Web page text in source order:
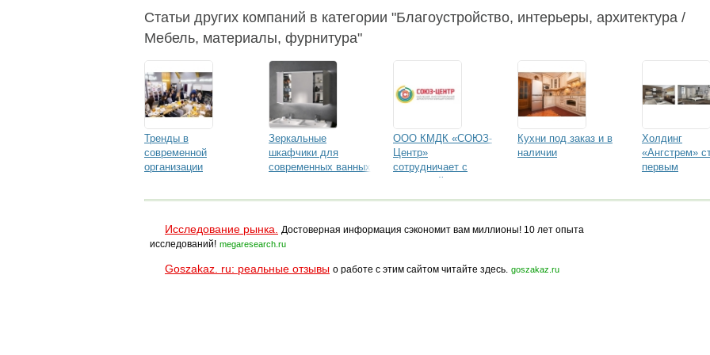
Статьи других компаний в категории "Благоустройство, интерьеры, архитектура /
Мебель, материалы, фурнитура"
Тренды в
современной
организации
Зеркальные
шкафчики для
современных ванных
ООО КМДК «СОЮЗ-
Центр»
сотрудничает с
компанией
Кухни под заказ и в
наличии
Холдинг
«Ангстрем»
первым
Исследование рынка.
Достоверная информация сэкономит вам миллионы! 10 лет опыта
исследований! megaresearch.ru
Goszakaz. ru: реальные отзывы о работе с этим сайтом читайте здесь. goszakaz.ru